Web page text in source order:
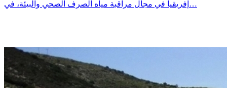
إفريقيا في مجال مراقبة مياه الصرف الصحي والبيئة، في…